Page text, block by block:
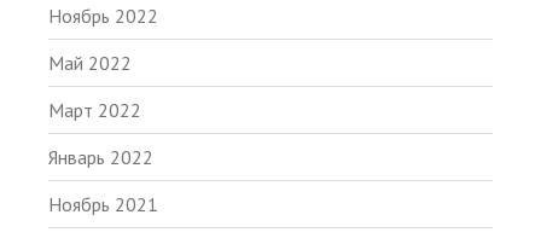
Ноябрь 2022
Май 2022
Март 2022
Январь 2022
Ноябрь 2021